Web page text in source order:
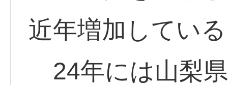
近年増加してい
24年には山梨